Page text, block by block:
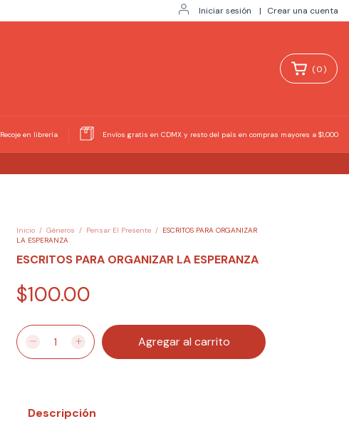
Iniciar sesión | Crear una cuenta
(0)
Recoje en librería Envíos gratis en CDMX y resto del país en compras mayores a $1,000
Inicio / Géneros / Pensar El Presente / ESCRITOS PARA ORGANIZAR
LA ESPERANZA
ESCRITOS PARA ORGANIZAR LA ESPERANZA
$100.00
Descripción